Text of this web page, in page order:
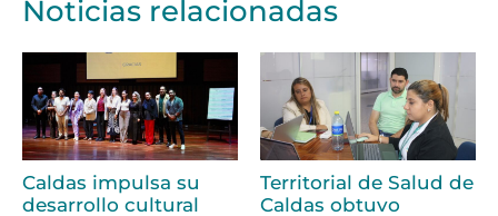
Noticias relacionadas
Caldas impulsa su
desarrollo cultural
Territorial de Salud de
Caldas obtuvo